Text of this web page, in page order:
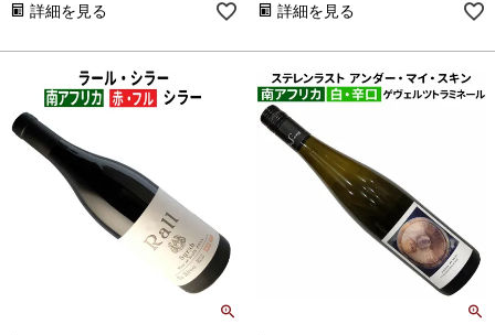
詳細を見る 詳細を見る